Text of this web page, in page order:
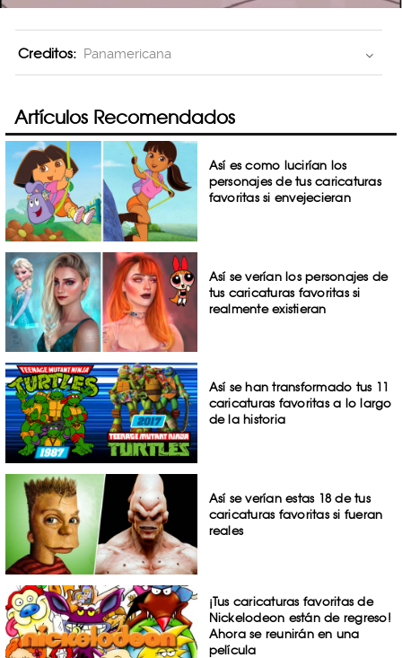
Creditos: Panamericana
Artículos Recomendados
Así es como lucirían los
personajes de tus caricaturas
favoritas si envejecieran
Así se verían los personajes de
tus caricaturas favoritas si
realmente existieran
Así se han transformado tus 11
caricaturas favoritas a lo largo
de la historia
Así se verían estas 18 de tus
caricaturas favoritas si fueran
reales
¡Tus caricaturas favoritas de
Nickelodeon están de regreso!
Ahora se reunirán en una
película